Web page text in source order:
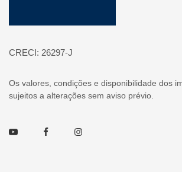
CRECI: 26297-J
Os valores, condições e disponibilidade dos
sujeitos a alterações sem aviso prévio.
Youtube FacebookInstagram